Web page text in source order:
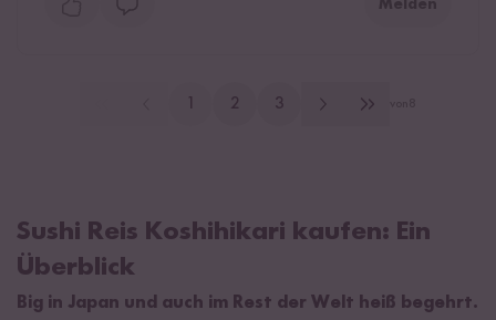
Melden
1 2 3
Sushi Reis Koshihikari kaufen: Ein
Überblick
Big in Japan und auch im Rest der Welt heiß begehrt.